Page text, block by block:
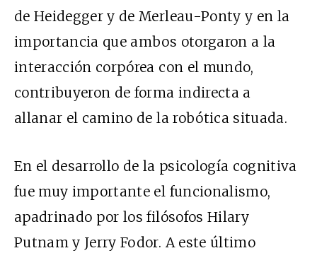
de Heidegger y de Merleau-Ponty y en la
importancia que ambos otorgaron a la
interacción corpórea con el mundo,
contribuyeron de forma indirecta a
allanar el camino de la robótica situada.
En el desarrollo de la psicología cognitiva
fue muy importante el funcionalismo,
apadrinado por los filósofos Hilary
Putnam y Jerry Fodor. A este último